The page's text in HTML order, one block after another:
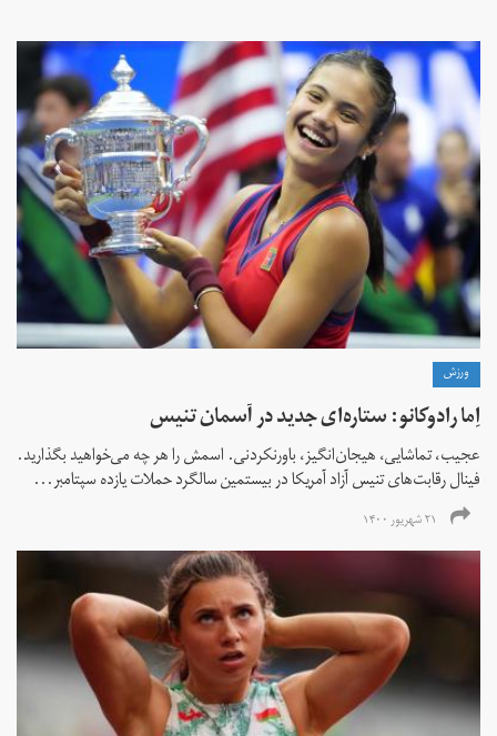
ورزش
اِما رادوکانو: ستاره‌ای جدید در آسمان تنیس
عجیب، تماشایی، هیجان‌انگیز، باورنکردنی. اسمش را هر چه می‌خواهید بگذارید.
فینال رقابت‌های تنیس آزاد آمریکا در بیستمین سالگرد حملات یازده سپتامبر...
۲۱ شهریور ۱۴۰۰